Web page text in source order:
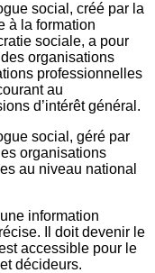
social, créé par la
à la formation
sociale, a pour
organisations
professionnelles
au
d’intérêt général.
social, géré par
organisations
au niveau national
information
Il doit devenir le
accessible pour le
décideurs.